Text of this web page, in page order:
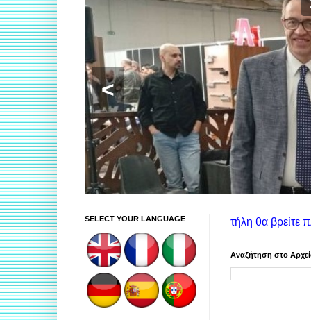
<
ιστοτόπου: Στην αριστερή στήλη θα βρείτε πληροφορίες
Αναζήτηση στο
SELECT YOUR LANGUAGE